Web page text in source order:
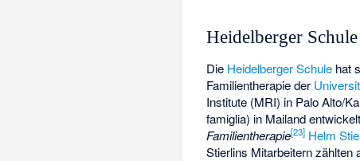
Heidelberger Schule
Die Heidelberger Schule hat
Familientherapie der
Institute (MRI) in Palo Alto/
famiglia) in Mailand
Familientherapie[23] Helm
Stierlins Mitarbeitern zählten